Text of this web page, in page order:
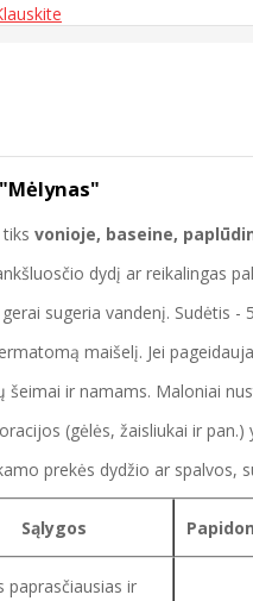
vonioje, baseine,
dydį ar reikalingas
sugeria vandenį. Sudėtis
maišelį. Jei
šeimai ir namams. Maloniai
(gėlės, žaisliukai ir
prekės dydžio ar spalvos,
Sąlygos
paprasčiausias ir